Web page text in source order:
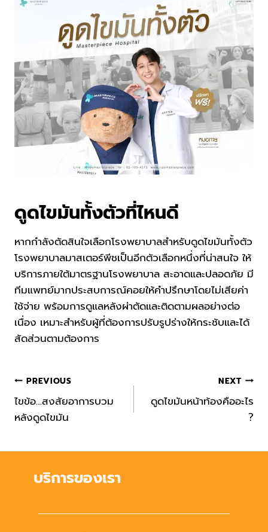
ดูดไขมันทั้งตัวที่ไหนดี
หากกำลังตัดสินใจเลือกโรงพยาบาลสำหรับดูดไขมันทั้งตัว
โรงพยาบาลมาสเตอร์พีชเป็นอีกตัวเลือกหนึ่งที่น่าสนใจ ให้
บริการภายใต้มาตรฐานโรงพยาบาล สะอาดและปลอดภัย มี
ทีมแพทย์มากประสบการณ์คอยให้คำปรึกษาโดยไม่เสียค่า
ใช้จ่าย พร้อมการดูแลหลังผ่าตัดและติดตามผลอย่างต่อ
เนื่อง เหมาะสำหรับผู้ที่ต้องการปรับรูปร่างให้กระชับและได้
สัดส่วนตามต้องการ
Post
navigation
PREVIOUS
ไขข้อ…สงสัยอาการบวม
หลังดูดไขมัน
NEXT
ดูดไขมันหน้าท้องคืออะไร
?
บริการของเรา